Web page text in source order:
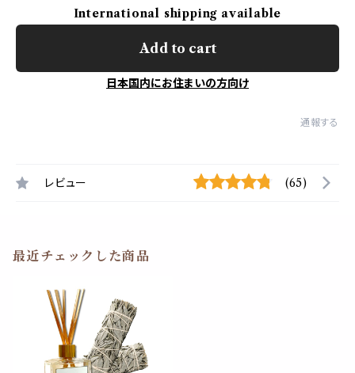
International shipping available
Add to cart
日本国内にお住まいの方向け
通報する
レビュー (65)
最近チェックした商品